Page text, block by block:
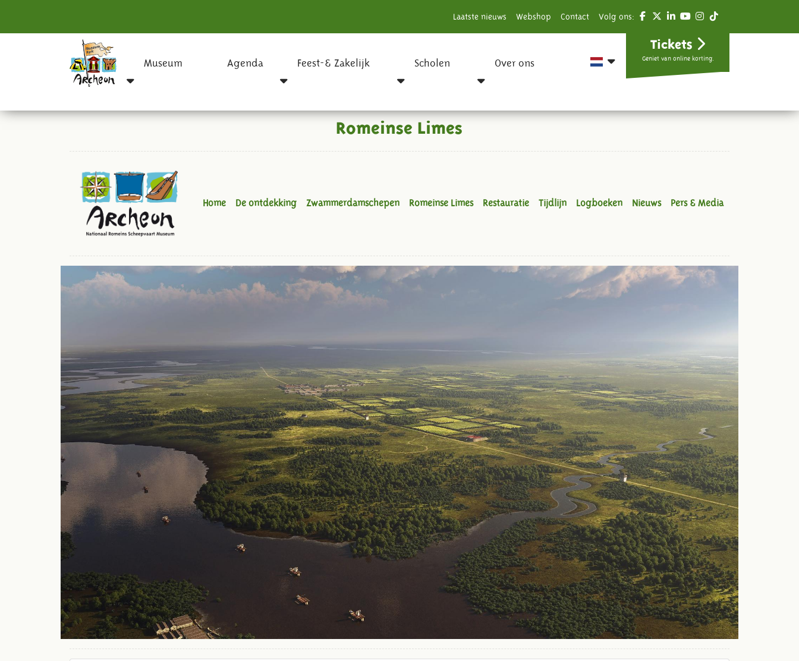
Laatste nieuws Webshop Contact Volg ons:
Museum Agenda Feest-& Zakelijk Scholen Over ons
Tickets
Geniet van online korting.
Romeinse Limes
Home De ontdekking Zwammerdamschepen Romeinse Limes Restauratie Tijdlijn Logboeken Nieuws Pers & Media